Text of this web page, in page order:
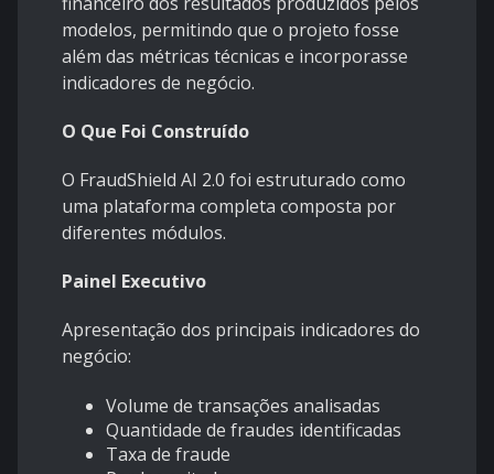
modelos, permitindo que o projeto fosse
além das métricas técnicas e incorporasse
indicadores de negócio.
O Que Foi Construído
O FraudShield AI 2.0 foi estruturado como
uma plataforma completa composta por
diferentes módulos.
Painel Executivo
Apresentação dos principais indicadores do
negócio:
Volume de transações analisadas
Quantidade de fraudes identificadas
Taxa de fraude